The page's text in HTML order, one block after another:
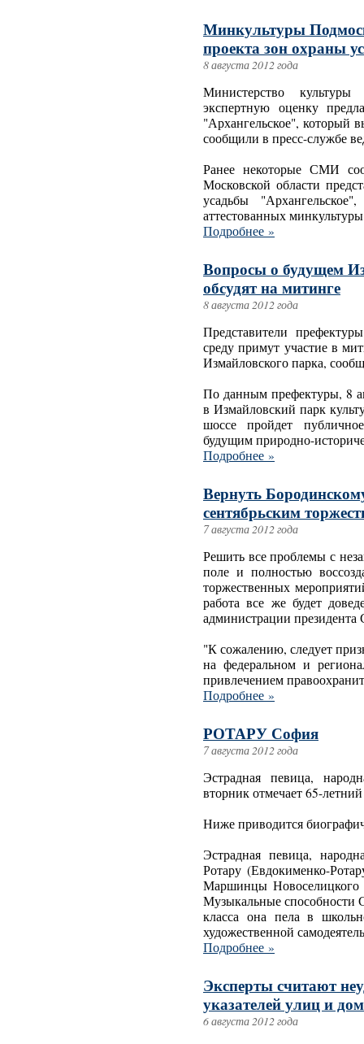
Минкультуры
проекта зон охраны
8 августа 2012 года
Министерство культуры
экспертную оценку
"Архангельское", который
сообщили в пресс-службе
Ранее некоторые СМИ
Московской области
усадьбы
аттестованных
Подробнее »
Вопросы о будущем
обсудят на митинге
8 августа 2012 года
Представители
среду примут участие в
Измайловского парка,
По данным префектуры, 8
в Измайловский парк
шоссе пройдет
будущим природно-
Подробнее »
Вернуть
сентябрьским
7 августа 2012 года
Решить все проблемы с
поле и полностью
торжественных
работа все же будет
администрации президента
"К сожалению, следует
на федеральном и
привлечением
Подробнее »
РОТАРУ София
7 августа 2012 года
Эстрадная певица,
вторник отмечает 65-
Ниже приводится
Эстрадная певица,
Ротару (Евдокименко-
Маршинцы Новоселицкого
Музыкальные способности
класса она пела в
художественной
Подробнее »
Эксперты считают
указателей улиц и
6 августа 2012 года